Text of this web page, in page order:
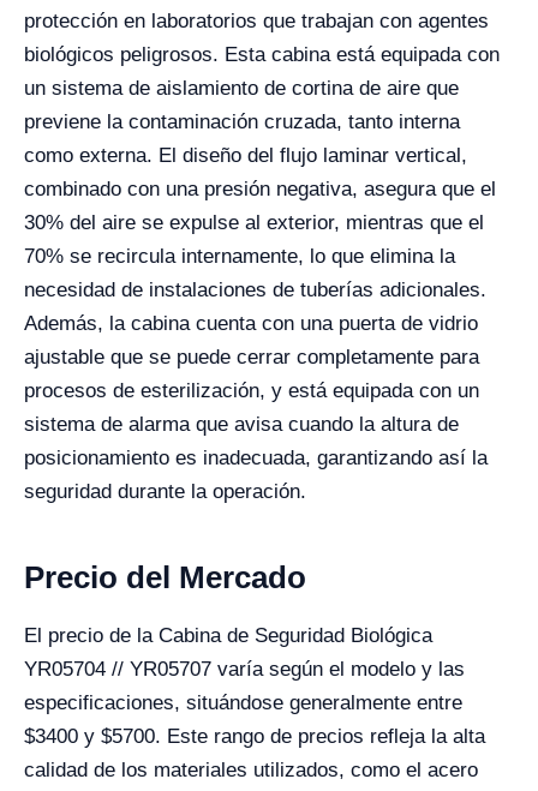
protección en laboratorios que trabajan con agentes
biológicos peligrosos. Esta cabina está equipada con
un sistema de aislamiento de cortina de aire que
previene la contaminación cruzada, tanto interna
como externa. El diseño del flujo laminar vertical,
combinado con una presión negativa, asegura que el
30% del aire se expulse al exterior, mientras que el
70% se recircula internamente, lo que elimina la
necesidad de instalaciones de tuberías adicionales.
Además, la cabina cuenta con una puerta de vidrio
ajustable que se puede cerrar completamente para
procesos de esterilización, y está equipada con un
sistema de alarma que avisa cuando la altura de
posicionamiento es inadecuada, garantizando así la
seguridad durante la operación.
Precio del Mercado
El precio de la Cabina de Seguridad Biológica
YR05704 // YR05707 varía según el modelo y las
especificaciones, situándose generalmente entre
$3400 y $5700. Este rango de precios refleja la alta
calidad de los materiales utilizados, como el acero